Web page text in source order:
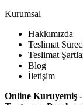
Kurumsal
Hakkımızda
Teslimat
Teslimat
Blog
İletişim
Online Kuruyemiş